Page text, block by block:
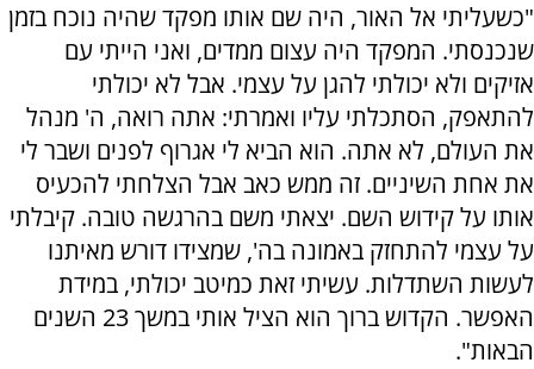
"כשעליתי אל האור, היה שם אותו מפקד שהיה נוכח בזמן
שנכנסתי. המפקד היה עצום ממדים, ואני הייתי עם
אזיקים ולא יכולתי להגן על עצמי. אבל לא יכולתי
להתאפק, הסתכלתי עליו ואמרתי: אתה רואה, ה' מנהל
את העולם, לא אתה. הוא הביא לי אגרוף לפנים ושבר לי
את אחת השיניים. זה ממש כאב אבל הצלחתי להכעיס
אותו על קידוש השם. יצאתי משם בהרגשה טובה. קיבלתי
על עצמי להתחזק באמונה בה', שמצידו דורש מאיתנו
לעשות השתדלות. עשיתי זאת כמיטב יכולתי, במידת
האפשר. הקדוש ברוך הוא הציל אותי במשך 23 השנים
הבאות".